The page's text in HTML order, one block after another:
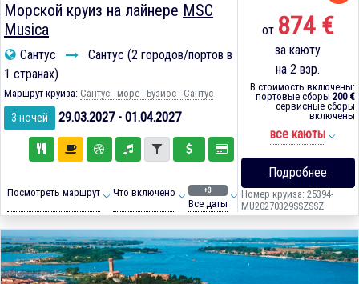
Морской круиз на лайнере MSC
Musica
Сантус
Сантус (2 городов/портов в
1 странах)
Маршрут круиза: Сантус - море - Бузиос - Сантус
3 ночей 29.03.2027 - 01.04.2027
Посмотреть маршрут Что включено +3
Все даты
от 874 €
за каюту
на 2 взр.
В стоимость включены:
портовые сборы 200 €
сервисные сборы
включены
все каюты
Подробнее
Номер круиза: 25394-
MU20270329SSZSSZ